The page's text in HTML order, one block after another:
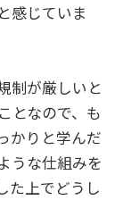
感じていま
制が厳しいと
となので、も
かりと学んだ
うな仕組みを
た上でどうし